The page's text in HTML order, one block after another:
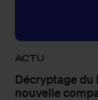
ACTU
Décryptage du
nouvelle